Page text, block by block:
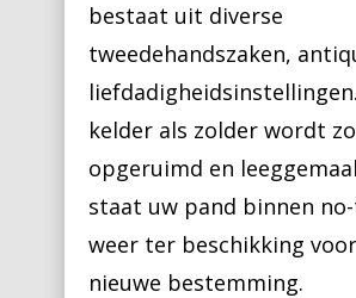
bestaat uit diverse
tweedehandszaken,
kelder als zolder wordt
opgeruimd en
staat uw pand binnen
weer ter beschikking
nieuwe bestemming.